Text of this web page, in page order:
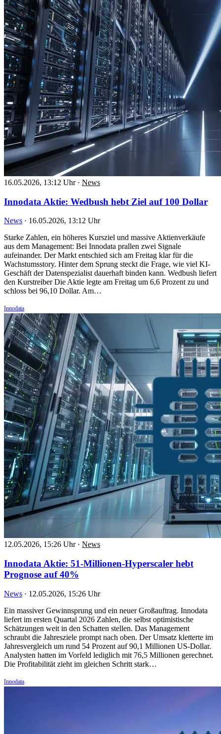
16.05.2026, 13:12 Uhr · News
Innodata Aktie: Wedbush hebt Ziel auf 100 Dollar
News · 16.05.2026, 13:12 Uhr
Starke Zahlen, ein höheres Kursziel und massive Aktienverkäufe
aus dem Management: Bei Innodata prallen zwei Signale
aufeinander. Der Markt entschied sich am Freitag klar für die
Wachstumsstory. Hinter dem Sprung steckt die Frage, wie viel KI-
Geschäft der Datenspezialist dauerhaft binden kann. Wedbush liefert
den Kurstreiber Die Aktie legte am Freitag um 6,6 Prozent zu und
schloss bei 96,10 Dollar. Am…
Innodata
12.05.2026, 15:26 Uhr · News
Innodata Aktie: 51-Millionen-Hyperscaler hebt
Prognose auf 40%
News · 12.05.2026, 15:26 Uhr
Ein massiver Gewinnsprung und ein neuer Großauftrag. Innodata
liefert im ersten Quartal 2026 Zahlen, die selbst optimistische
Schätzungen weit in den Schatten stellen. Das Management
schraubt die Jahresziele prompt nach oben. Der Umsatz kletterte im
Jahresvergleich um rund 54 Prozent auf 90,1 Millionen US-Dollar.
Analysten hatten im Vorfeld lediglich mit 76,5 Millionen gerechnet.
Die Profitabilität zieht im gleichen Schritt stark…
Innodata